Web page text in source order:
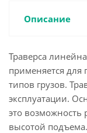
Описание
Траверса
применяется
типов грузов.
эксплуатации.
это возможность
высотой подъема.